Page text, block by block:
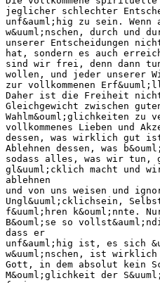
jeglicher schlechter
unf&auml;hig zu sein.
w&uuml;nschen, durch und
unserer Entscheidungen
hat, sondern es auch
sind wir frei, denn dann
wollen, und jeder unserer
zur vollkommenen
Daher ist die Freiheit
Gleichgewicht zwischen
Wahlm&ouml;glichkeiten zu
vollkommenes Lieben und
dessen, was wirklich gut
Ablehnen dessen, was
sodass alles, was wir tun,
gl&uuml;cklich macht und
ablehnen
und von uns weisen und
Ungl&uuml;cklichsein,
f&uuml;hren k&ouml;nnte.
B&ouml;se so
dass er
unf&auml;hig ist, es sich
w&uuml;nschen, ist
Gott, in dem absolut kein
M&ouml;glichkeit der